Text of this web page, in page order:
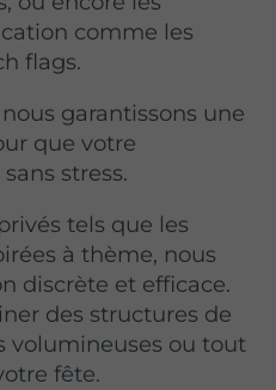
comme les
flags.
garantissons une
que votre
stress.
tels que les
à thème, nous
discrète et efficace.
des structures de
volumineuses ou tout
fête.